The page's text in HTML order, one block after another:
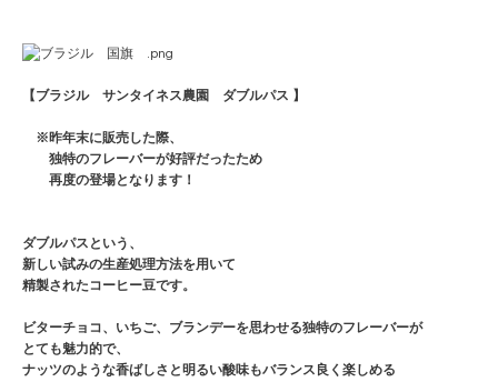
【ブラジル サンタイネス農園 ダブルパス 】
※昨年末に販売した際、
独特のフレーバーが好評だったため
再度の登場となります！
ダブルパスという、
新しい試みの生産処理方法を用いて
精製されたコーヒー豆です。
ビターチョコ、いちご、ブランデーを思わせる独特のフレーバーが
とても魅力的で、
ナッツのような香ばしさと明るい酸味もバランス良く楽しめる